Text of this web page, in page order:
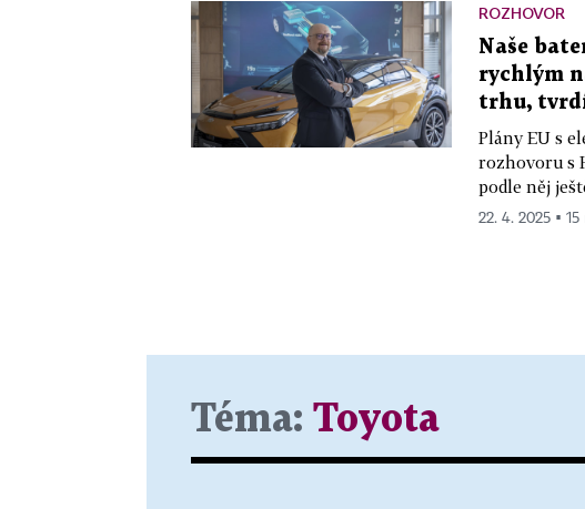
ROZHOVOR
Naše
rychlým
trhu, tvrdí
Plány EU s
rozhovoru s
podle něj
22. 4. 2025 ▪
Téma: Toyota